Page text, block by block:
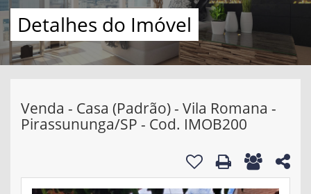
Detalhes do Imóvel
Venda - Casa (Padrão) - Vila Romana -
Pirassununga/SP - Cod. IMOB200